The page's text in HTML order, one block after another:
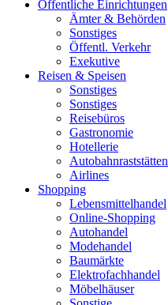
Öffentliche Einrichtungen
Ämter & Behörden
Sonstiges
Öffentl. Verkehr
Exekutive
Reisen & Speisen
Sonstiges
Sonstiges
Reisebüros
Gastronomie
Hotellerie
Autobahnraststätten
Airlines
Shopping
Lebensmittelhandel
Online-Shopping
Autohandel
Modehandel
Baumärkte
Elektrofachhandel
Möbelhäuser